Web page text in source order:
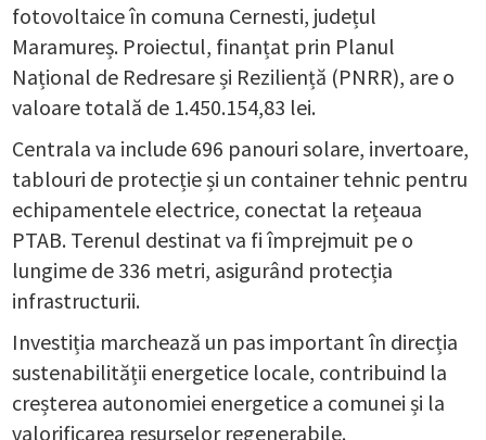
fotovoltaice în comuna Cernesti, județul
Maramureș. Proiectul, finanțat prin Planul
Național de Redresare și Reziliență (PNRR), are o
valoare totală de 1.450.154,83 lei.
Centrala va include 696 panouri solare, invertoare,
tablouri de protecție și un container tehnic pentru
echipamentele electrice, conectat la rețeaua
PTAB. Terenul destinat va fi împrejmuit pe o
lungime de 336 metri, asigurând protecția
infrastructurii.
Investiția marchează un pas important în direcția
sustenabilității energetice locale, contribuind la
creșterea autonomiei energetice a comunei și la
valorificarea resurselor regenerabile.